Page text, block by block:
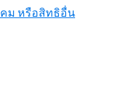
ม หรือสิทธิอื่น